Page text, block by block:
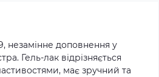
незамінне доповнення у
Гель-лак відрізняється
має зручний та